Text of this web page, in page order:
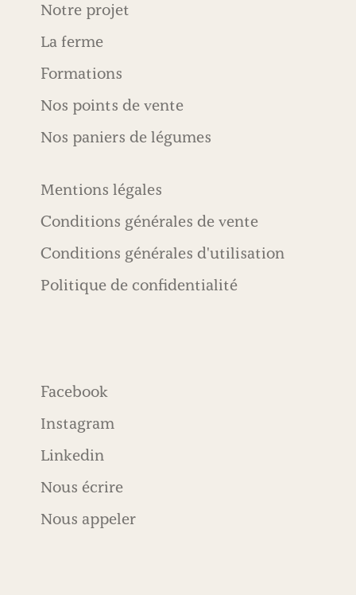
Notre projet
La ferme
Formations
Nos points de vente
Nos paniers de légumes
Mentions légales
Conditions générales de vente
Conditions générales d'utilisation
Politique de confidentialité
Facebook
Instagram
Linkedin
Nous écrire
Nous appeler